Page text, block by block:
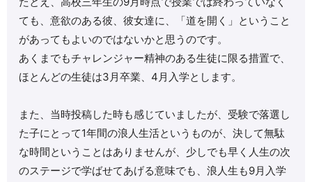
ても、意欲のある彼、彼女達に、「道を開く」ということ
があってもよいのではないかと思うのです。
あくまでもチャレンジャー精神のある生徒に限る措置で、
ほとんどの生徒は3月卒業、4月入学とします。
また、当時投稿した時も感じていましたが、受験で落選し
た子にとって1年間の浪人生活というものが、決して無駄
な時間ということはありませんが、少しでも早く人生の次
のステージで学ばせてあげる意味でも、浪人生も9月入学